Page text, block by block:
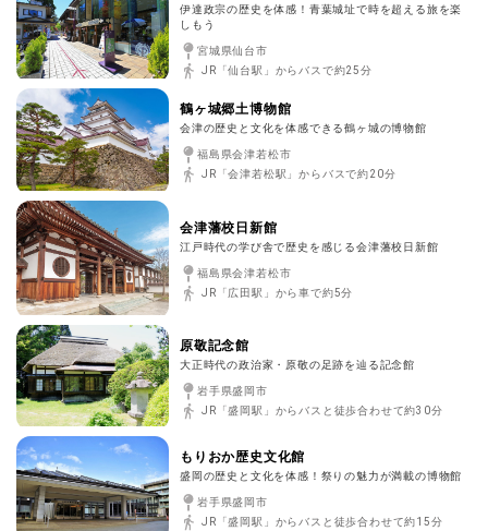
伊達政宗の歴史を体感！青葉城址で時を超える旅を楽
しもう
宮城県仙台市
JR「仙台駅」からバスで約25分
鶴ヶ城郷土博物館
会津の歴史と文化を体感できる鶴ヶ城の博物館
福島県会津若松市
JR「会津若松駅」からバスで約20分
会津藩校日新館
江戸時代の学び舎で歴史を感じる会津藩校日新館
福島県会津若松市
JR「広田駅」から車で約5分
原敬記念館
大正時代の政治家・原敬の足跡を辿る記念館
岩手県盛岡市
JR「盛岡駅」からバスと徒歩合わせて約30分
もりおか歴史文化館
盛岡の歴史と文化を体感！祭りの魅力が満載の博物館
岩手県盛岡市
JR「盛岡駅」からバスと徒歩合わせて約15分